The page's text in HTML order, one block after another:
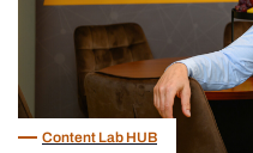
Content Lab HUB